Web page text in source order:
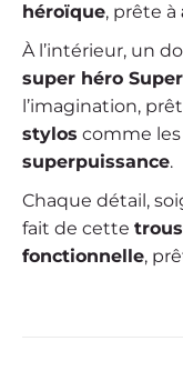
héroïque, prête à
À l’intérieur, un
super héro
l’imagination,
stylos comme les
superpuissance.
Chaque détail,
fait de cette
fonctionnelle,